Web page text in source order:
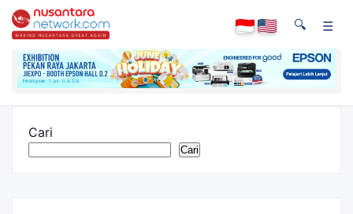
🔍 ☰
Cari
Cari